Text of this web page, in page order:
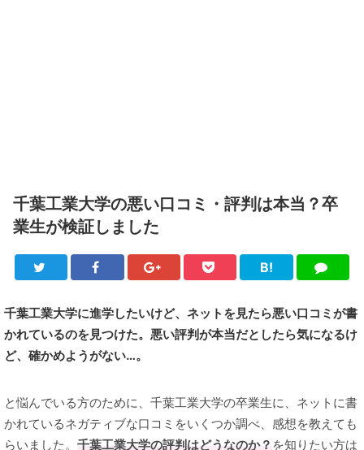
千葉工業大学の悪い口コミ・評判は本当？卒
業生が検証しました
Twitter FacebookGoogle+Pocket
B!
は
ブ
LINE
千葉工業大学に進学したいけど、ネットを見たら悪い口コミが書
かれているのを見つけた。悪い評判が本当だとしたら気になるけ
ど、確かめようがない…。
と悩んでいる方のために、千葉工業大学の卒業生に、ネットに書
かれているネガティブな口コミをいくつか調べ、感想を教えても
らいました。 千葉工業大学の評判はどうなのか？ を知りたい方は